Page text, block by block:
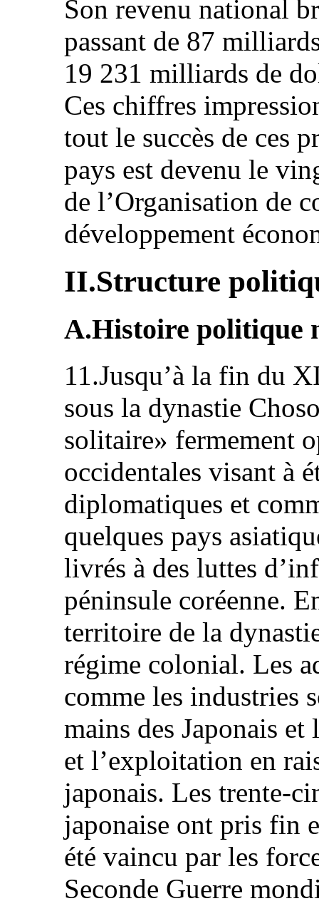
Son revenu national
passant de 87
19 231 milliards de
Ces chiffres
tout le succès de ces
pays est devenu le
de l’Organisation de
développement
II.Structure
A.Histoire politique
11.Jusqu’à la fin du
sous la dynastie
solitaire» fermement
occidentales visant à
diplomatiques et
quelques pays
livrés à des luttes
péninsule coréenne.
territoire de la
régime colonial. Les
comme les industries
mains des Japonais
et l’exploitation en
japonais. Les trente-
japonaise ont pris fin
été vaincu par les
Seconde Guerre